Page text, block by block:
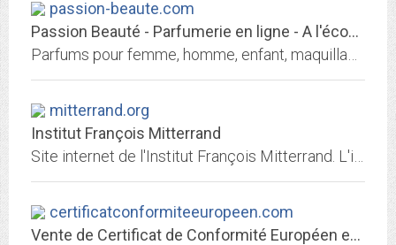
passion-beaute.com
Passion Beauté - Parfumerie en ligne - A l'écoute de votre beauté - Passion...
mitterrand.org
Institut François Mitterrand
certificatconformiteeuropeen.com
Vente de Certificat de Conformité Européen en Ligne